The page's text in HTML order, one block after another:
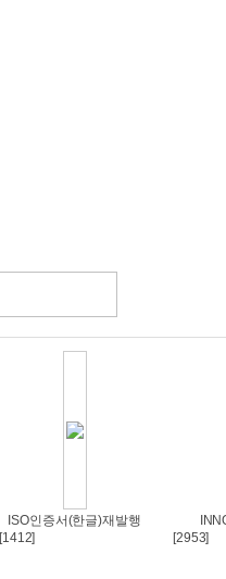
ISO인증서(한글)재발행
[1412]
[2953]